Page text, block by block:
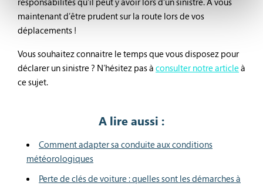
maintenant d’être prudent sur la route lors de vos
déplacements !
Vous souhaitez connaitre le temps que vous disposez pour
déclarer un sinistre ? N’hésitez pas à consulter notre articleà
ce sujet.
A lire aussi :
Comment adapter sa conduite aux conditions
météorologiques
Perte de clés de voiture : quelles sont les démarches à